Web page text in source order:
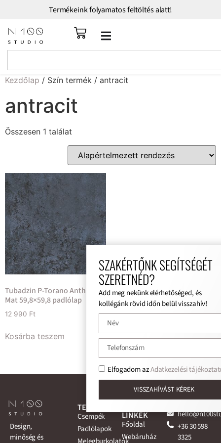
Termékeink folyamatos feltöltés alatt!
Kezdőlap / Szín termék / antracit
antracit
Összesen 1 találat
Tubadzin P-Torano Anthrazite
Mat 59,8×59,8 padlólap
12 990 Ft
Kosárba teszem
Design,
minőség és
TERMÉKEK
Csempék
Padlólapok
LINKEK
Főoldal
Webáruház
+36 30 598
3325
SZAKÉRTŐNK SEGÍTSÉGÉT
SZERETNÉD?
Add meg nekünk elérhetőséged, és
kollégánk rövid időn belül visszahív!
Elfogadom azAdatkezelési
VISSZAHÍVÁST KÉREK